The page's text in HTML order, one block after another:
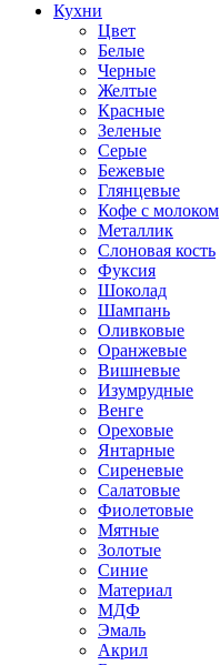
Кухни
Цвет
Белые
Черные
Желтые
Красные
Зеленые
Серые
Бежевые
Глянцевые
Кофе с молоком
Металлик
Слоновая кость
Фуксия
Шоколад
Шампань
Оливковые
Оранжевые
Вишневые
Изумрудные
Венге
Ореховые
Янтарные
Сиреневые
Салатовые
Фиолетовые
Мятные
Золотые
Синие
Материал
МДФ
Эмаль
Акрил